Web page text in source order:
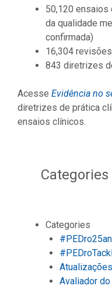
50,120 ensaios
da qualidade
confirmada)
16,304
843 diretrizes
Acesse Evidência no
diretrizes de prática
ensaios clínicos.
Categories
Categories
Atualizações
Avaliador